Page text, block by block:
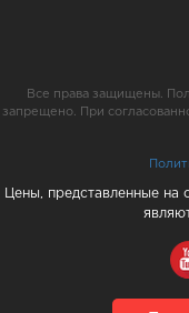
Все права защищены.
запрещено. При
Цены, представленные